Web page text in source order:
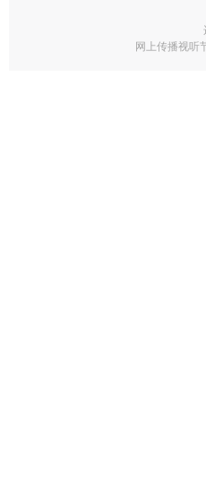
网上传播视听